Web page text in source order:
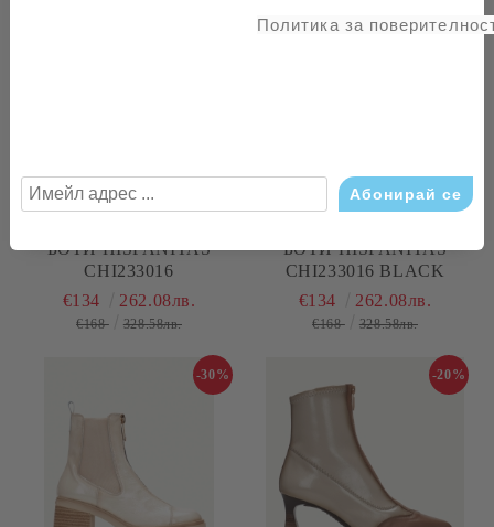
БОТИ HISPANITAS
CHI233016
€134 262.08лв.
€168 328.58лв.
БОТИ HISPANITAS
CHI233016 BLACK
€134 262.08лв.
€168 328.58лв.
-30% -20%
Политика за